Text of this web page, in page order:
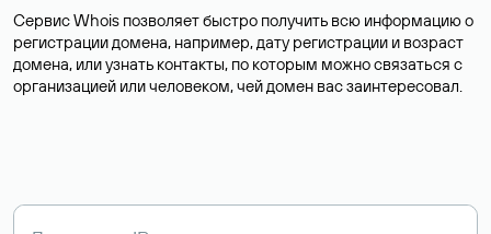
Сервис Whois позволяет быстро получить всю информацию о
регистрации домена, например, дату регистрации и возраст
домена, или узнать контакты, по которым можно связаться с
организацией или человеком, чей домен вас заинтересовал.